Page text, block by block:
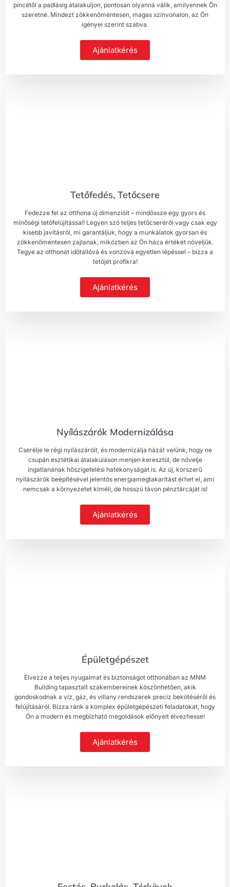
pincétől a padlásig átalakuljon, pontosan olyanná válik, amilyennek Ön
szeretné. Mindezt zökkenőmentesen, magas színvonalon, az Ön
igényei szerint szabva.
Ajánlatkérés
Tetőfedés, Tetőcsere
Fedezze fel az otthona új dimenzióit – mindössze egy gyors és
minőségi tetőfelújítással! Legyen szó teljes tetőcseréről vagy csak egy
kisebb javításról, mi garantáljuk, hogy a munkálatok gyorsan és
zökkenőmentesen zajlanak, miközben az Ön háza értékét növeljük.
Tegye az otthonát időtállóvá és vonzóvá egyetlen lépéssel – bízza a
tetőjét profikra!
Ajánlatkérés
Nyílászárók Modernizálása
Cserélje le régi nyílászáróit, és modernizálja házát velünk, hogy ne
csupán esztétikai átalakuláson menjen keresztül, de növelje
ingatlanának hőszigetelési hatékonyságát is. Az új, korszerű
nyílászárók beépítésével jelentős energiamegtakarítást érhet el, ami
nemcsak a környezetet kíméli, de hosszú távon pénztárcáját is!
Ajánlatkérés
Épületgépészet
Élvezze a teljes nyugalmat és biztonságot otthonában az MNM
Building tapasztalt szakembereinek köszönhetően, akik
gondoskodnak a víz, gáz, és villany rendszerek precíz bekötéséről és
felújításáról. Bízza ránk a komplex épületgépészeti feladatokat, hogy
Ön a modern és megbízható megoldások előnyeit élvezhesse!
Ajánlatkérés